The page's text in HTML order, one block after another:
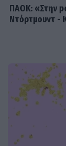
ΠΑΟΚ: «Στην
Ντόρτμουντ -